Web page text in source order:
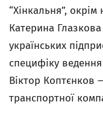
“Хінкальня”,
Катерина
українських
специфіку
Віктор Коптєнков
транспортної